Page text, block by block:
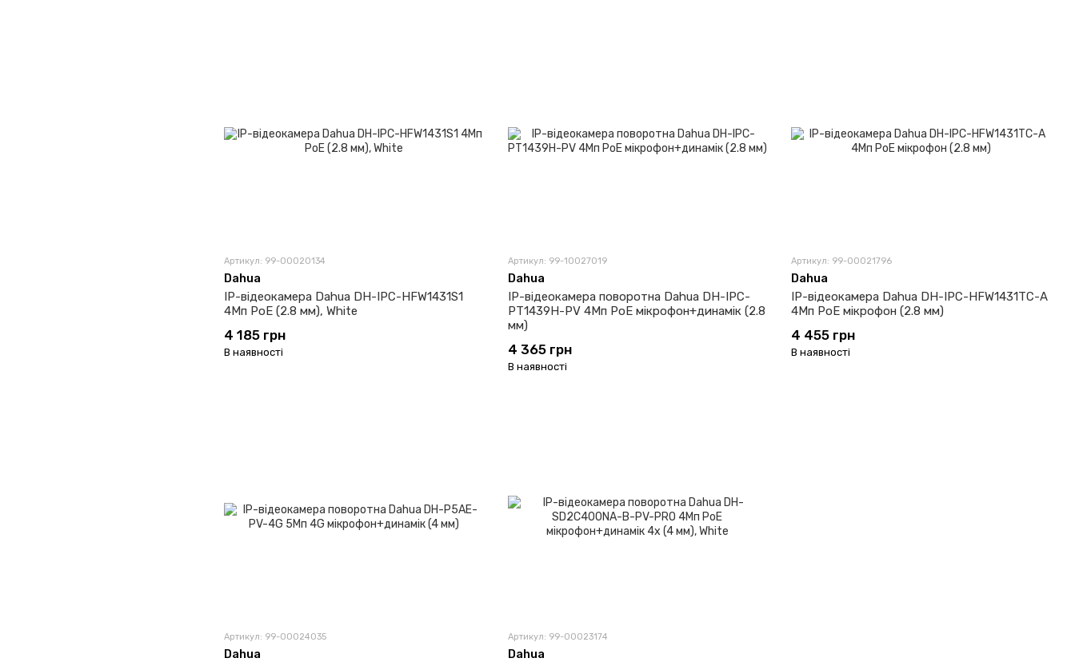
Артикул: 99-00020134
Dahua
IP-відеокамера Dahua DH-IPC-HFW1431S1
4Мп PoE (2.8 мм), White
4 185 грн
В наявності
Артикул: 99-10027019
Dahua
IP-відеокамера поворотна Dahua DH-IPC-
PT1439H-PV 4Мп PoE мікрофон+динамік (2.8
мм)
4 365 грн
В наявності
Артикул: 99-00021796
Dahua
IP-відеокамера Dahua DH-IPC-HFW1431TC-A
4Мп PoE мікрофон (2.8 мм)
4 455 грн
В наявності
Артикул: 99-00024035
Dahua
Артикул: 99-00023174
Dahua